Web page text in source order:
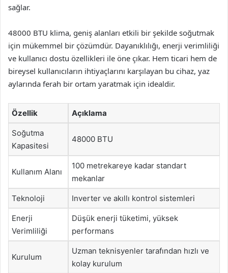
sağlar.
48000 BTU klima, geniş alanları etkili bir şekilde soğutmak
için mükemmel bir çözümdür. Dayanıklılığı, enerji verimliliği
ve kullanıcı dostu özellikleri ile öne çıkar. Hem ticari hem de
bireysel kullanıcıların ihtiyaçlarını karşılayan bu cihaz, yaz
aylarında ferah bir ortam yaratmak için idealdir.
Özellik Açıklama
Soğutma
Kapasitesi
48000 BTU
Kullanım Alanı
100 metrekareye kadar standart
mekanlar
Teknoloji Inverter ve akıllı kontrol sistemleri
Enerji
Verimliliği
Düşük enerji tüketimi, yüksek
performans
Kurulum
Uzman teknisyenler tarafından hızlı ve
kolay kurulum